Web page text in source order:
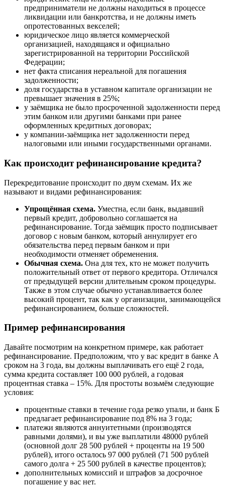
предприниматели не должны находиться в процессе
ликвидации или банкротства, и не должны иметь
опротестованных векселей;
юридическое лицо является коммерческой
организацией, находящаяся и официально
зарегистрированной на территории Российской
Федерации;
нет факта списания нереальной для погашения
задолженности;
доля государства в уставном капитале организации не
превышает значения в 25%;
у заёмщика не было просроченной задолженности перед
этим банком или другими банками при ранее
оформленных кредитных договорах;
у компании-заёмщика нет задолженности перед
налоговыми или иными государственными органами.
Как происходит рефинансирование кредита?
Перекредитование происходит по двум схемам. Их же
называют и видами рефинансирования:
Упрощённая схема. Уместна, если банк, выдавший
первый кредит, добровольно соглашается на
рефинансирование. Тогда заёмщик просто подписывает
договор с новым банком, который аннулирует его
обязательства перед первым банком и при
необходимости отменяет обременения.
Обычная схема. Она для тех, кто не может получить
положительный ответ от первого кредитора. Отличался
от предыдущей версии длительным сроком процедуры.
Также в этом случае обычно устанавливается более
высокий процент, так как у организации, занимающейся
рефинансированием, больше сложностей.
Пример рефинансирования
Давайте посмотрим на конкретном примере, как работает
рефинансирование. Предположим, что у вас кредит в банке А
сроком на 3 года, вы должны выплачивать его ещё 2 года,
сумма кредита составляет 100 000 рублей, а годовая
процентная ставка – 15%. Для простоты возьмём следующие
условия:
процентные ставки в течение года резко упали, и банк Б
предлагает рефинансирование под 8% на 3 года;
платежи являются аннуитетными (производятся
равными долями), и вы уже выплатили 48000 рублей
(основной долг 28 500 рублей + проценты на 19 500
рублей), итого осталось 97 000 рублей (71 500 рублей
самого долга + 25 500 рублей в качестве процентов);
дополнительных комиссий и штрафов за досрочное
погашение у вас нет.